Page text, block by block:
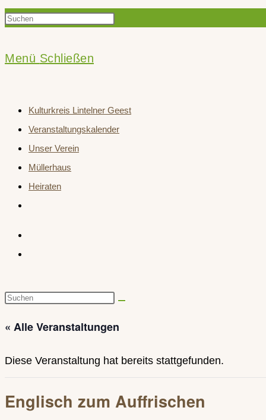
Suche
Press
search
panel.
Menü Schließen
Kulturkreis Lintelner Geest
Veranstaltungskalender
Unser Verein
Müllerhaus
Heiraten
Diese
durchsuchen
« Alle Veranstaltungen
Diese Veranstaltung hat bereits stattgefunden.
Englisch zum Auffrischen